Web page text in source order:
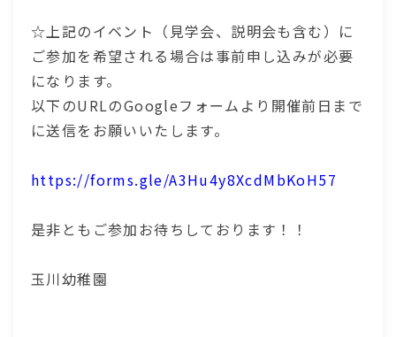
☆上記のイベント（見学会、説明会も含む）に
ご参加を希望される場合は事前申し込みが必要
になります。
以下のURLのGoogleフォームより開催前日まで
に送信をお願いいたします。
https://forms.gle/A3Hu4y8XcdMbKoH57
是非ともご参加お待ちしております！！
玉川幼稚園